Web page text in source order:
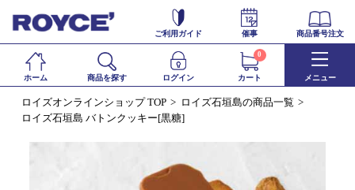
ご利用ガイド 催事 商品番号注文
ホーム 商品を探す ログイン カート
0
メニュー
ロイズオンラインショップ TOP
ロイズ石垣島の商品一覧
ロイズ石垣島 バトンクッキー[黒糖]